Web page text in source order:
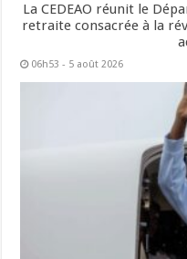
La CEDEAO réunit le
retraite consacrée à la
06h53 - 5 août 2026